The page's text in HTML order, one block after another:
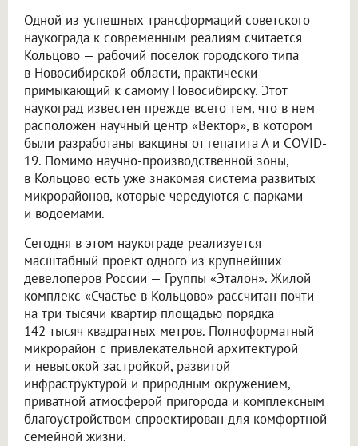
Одной из успешных трансформаций советского
наукограда к современным реалиям считается
Кольцово — рабочий поселок городского типа
в Новосибирской области, практически
примыкающий к самому Новосибирску. Этот
наукоград известен прежде всего тем, что в нем
расположен научный центр «Вектор», в котором
были разработаны вакцины от гепатита А и COVID-
19. Помимо научно-производственной зоны,
в Кольцово есть уже знакомая система развитых
микрорайонов, которые чередуются с парками
и водоемами.
Сегодня в этом наукограде реализуется
масштабный проект одного из крупнейших
девелоперов России — Группы «Эталон». Жилой
комплекс «Счастье в Кольцово» рассчитан почти
на три тысячи квартир площадью порядка
142 тысяч квадратных метров. Полноформатный
микрорайон с привлекательной архитектурой
и невысокой застройкой, развитой
инфраструктурой и природным окружением,
приватной атмосферой пригорода и комплексным
благоустройством спроектирован для комфортной
семейной жизни.